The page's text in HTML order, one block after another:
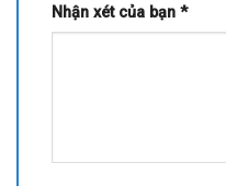
Nhận xét của bạn *